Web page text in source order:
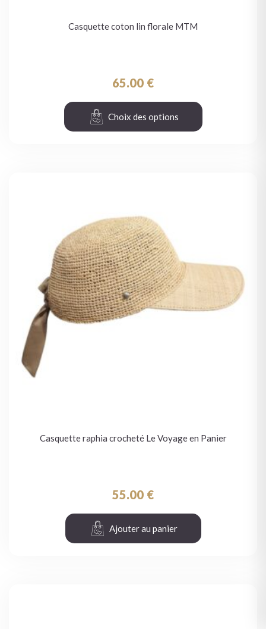
Casquette coton lin florale MTM
65.00 €
Choix des options
Casquette raphia crocheté Le Voyage en Panier
55.00 €
Ajouter au panier